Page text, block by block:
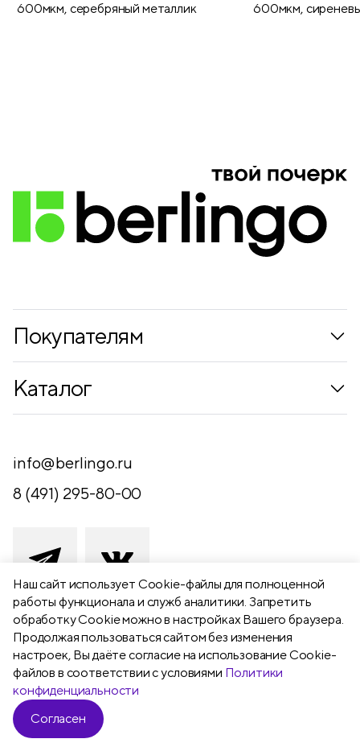
Наш сайт использует Сookie-файлы для полноценной
работы функционала и служб аналитики. Запретить
обработку Cookie можно в настройках Вашего браузера.
Продолжая пользоваться сайтом без изменения
настроек, Вы даёте согласие на использование Cookie-
файлов в соответствии с условиями Политики
конфиденциальности
Согласен
600мкм, серебряный металлик
600мкм,
Покупателям
Контакты
Обратная связь
Каталог
Письменные принадлежности
Канцелярские принадлежности
Чертежные принадлежности
Хобби и творчество
Презентационное оборудование
Школьный текстиль
Бумажная продукция
info@berlingo.ru
8 (491) 295-80-00
391111 Рязанская обл., Рыбновский р-
н,
г. Рыбное, ул. Берёзовая, 13а